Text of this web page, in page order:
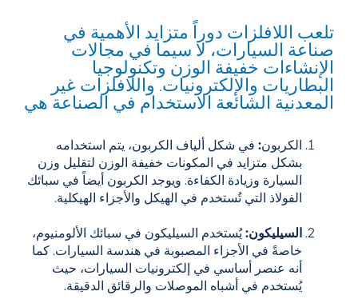
تلعب اللافلزات دوراً متزايد الأهمية في
صناعة السيارات، لا سيما في مجالات
الإنشاءات خفيفة الوزن وتكنولوجيا
البطاريات والإلكترونيات. واللافلزات غير
المعدنية الشائعة الاستخدام في الصناعة هي
الكربون: في شكل ألياف الكربون، يتم استخدامه
بشكل متزايد في المكونات خفيفة الوزن لتقليل وزن
السيارة وزيادة الكفاءة. ويوجد الكربون أيضاً في سبائك
الفولاذ التي تُستخدم في الهيكل والأجزاء الهيكلية.
السيليكون:يُستخدم السيليكون في سبائك الألومنيوم،
خاصةً في الأجزاء المصبوبة في هندسة السيارات. كما
أنه عنصر أساسي في إلكترونيات السيارات، حيث
يُستخدم في أشباه الموصلات والرقائق الدقيقة.